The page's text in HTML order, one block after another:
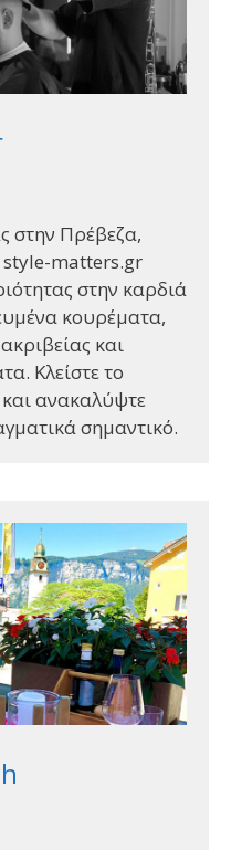
στην Πρέβεζα,
style-matters.gr
στην καρδιά
κουρέματα,
και
Κλείστε το
ανακαλύψτε
σημαντικό.